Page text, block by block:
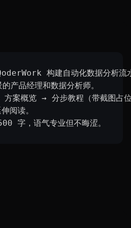
构建自动化数据分析流
产品经理和数据分析师。
方案概览 → 分步教程（带截图占
阅读。
字，语气专业但不晦涩。